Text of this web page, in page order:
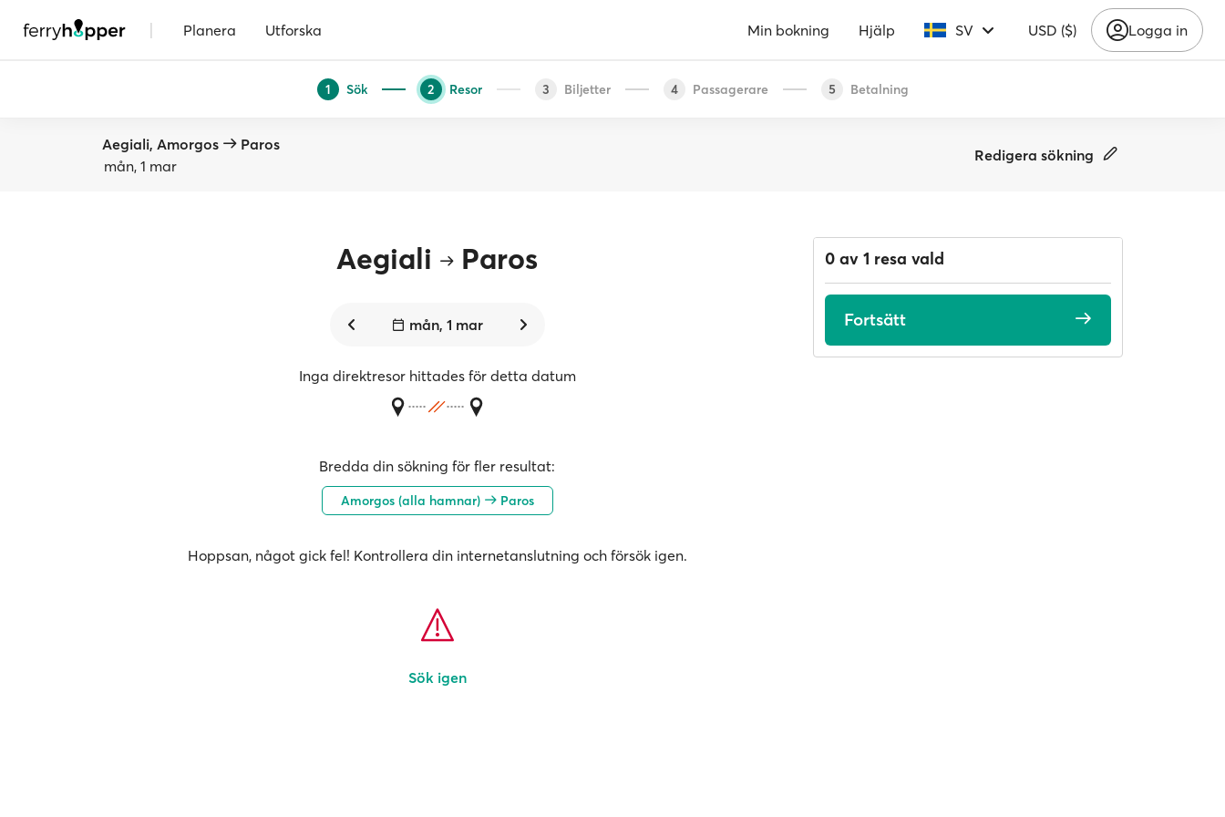
| Planera Utforska Min bokning Hjälp SV USD ($) Logga in
1 Sök 2 Resor 3 Biljetter 4 Passagerare 5 Betalning
Aegiali, Amorgos
Paros
mån, 1 mar
Redigera sökning
Aegiali Paros
mån, 1 mar
Inga direktresor hittades för detta datum
Bredda din sökning för fler resultat:
Amorgos (alla hamnar) Paros
Hoppsan, något gick fel! Kontrollera din internetanslutning och försök igen.
Sök igen
0 av 1 resa vald
Fortsätt